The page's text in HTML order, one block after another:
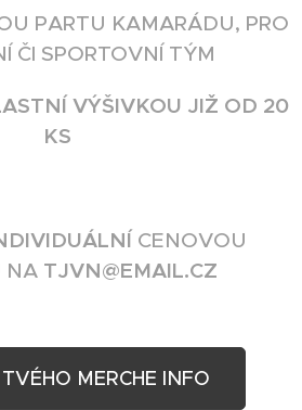
PARTU KAMARÁDU, PRO
ČI SPORTOVNÍ TÝM
VÝŠIVKOU JIŽ OD 20
KS
CENOVOU
NA TJVN@EMAIL.CZ
MERCHE INFO